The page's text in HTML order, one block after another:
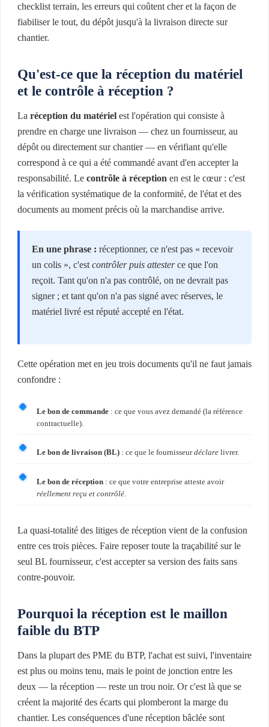
checklist terrain, les erreurs qui coûtent cher et la façon de
fiabiliser le tout, du dépôt jusqu'à la livraison directe sur
chantier.
Qu'est-ce que la réception du matériel
et le contrôle à réception ?
La réception du matériel est l'opération qui consiste à
prendre en charge une livraison — chez un fournisseur, au
dépôt ou directement sur chantier — en vérifiant qu'elle
correspond à ce qui a été commandé avant d'en accepter la
responsabilité. Le contrôle à réception en est le cœur : c'est
la vérification systématique de la conformité, de l'état et des
documents au moment précis où la marchandise arrive.
En une phrase : réceptionner, ce n'est pas « recevoir
un colis », c'est contrôler puis attesterce que l'on
reçoit. Tant qu'on n'a pas contrôlé, on ne devrait pas
signer ; et tant qu'on n'a pas signé avec réserves, le
matériel livré est réputé accepté en l'état.
Cette opération met en jeu trois documents qu'il ne faut jamais
confondre :
Le bon de commande : ce que vous avez demandé (la référence
contractuelle).
Le bon de livraison (BL) : ce que le fournisseurdéclare livrer.
Le bon de réception : ce que votre entreprise atteste avoir
réellement reçu et contrôlé
La quasi-totalité des litiges de réception vient de la confusion
entre ces trois pièces. Faire reposer toute la traçabilité sur le
seul BL fournisseur, c'est accepter sa version des faits sans
contre-pouvoir.
Pourquoi la réception est le maillon
faible du BTP
Dans la plupart des PME du BTP, l'achat est suivi, l'inventaire
est plus ou moins tenu, mais le point de jonction entre les
deux — la réception — reste un trou noir. Or c'est là que se
créent la majorité des écarts qui plomberont la marge du
chantier. Les conséquences d'une réception bâclée sont